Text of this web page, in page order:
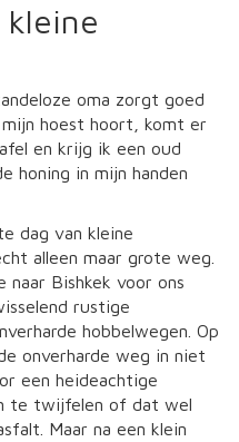
oma zorgt goed
hoest hoort, komt er
en krijg ik een oud
honing in mijn handen
dag van kleine
alleen maar grote weg.
naar Bishkek voor ons
rustige
hobbelwegen. Op
onverharde weg in niet
een heideachtige
te twijfelen of dat wel
Maar na een klein